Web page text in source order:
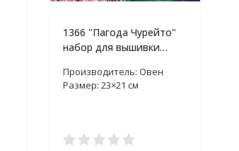
1366 "Пагода Чурейто"
набор для вышивки
Производитель: Овен
Размер: 23×21 см